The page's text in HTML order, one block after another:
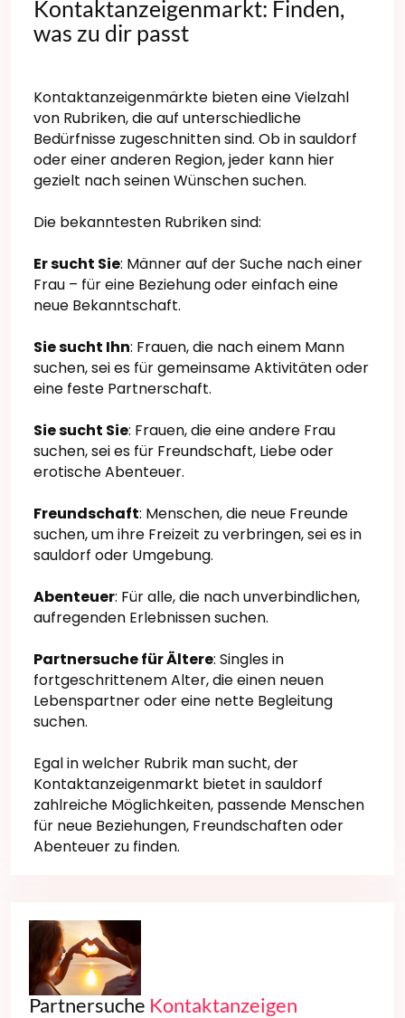
Kontaktanzeigenmarkt: Finden,
was zu dir passt
Kontaktanzeigenmärkte bieten eine Vielzahl
von Rubriken, die auf unterschiedliche
Bedürfnisse zugeschnitten sind. Ob in sauldorf
oder einer anderen Region, jeder kann hier
gezielt nach seinen Wünschen suchen.
Die bekanntesten Rubriken sind:
Er sucht Sie: Männer auf der Suche nach einer
Frau – für eine Beziehung oder einfach eine
neue Bekanntschaft.
Sie sucht Ihn: Frauen, die nach einem Mann
suchen, sei es für gemeinsame Aktivitäten oder
eine feste Partnerschaft.
Sie sucht Sie: Frauen, die eine andere Frau
suchen, sei es für Freundschaft, Liebe oder
erotische Abenteuer.
Freundschaft: Menschen, die neue Freunde
suchen, um ihre Freizeit zu verbringen, sei es in
sauldorf oder Umgebung.
Abenteuer: Für alle, die nach unverbindlichen,
aufregenden Erlebnissen suchen.
Partnersuche für Ältere: Singles in
fortgeschrittenem Alter, die einen neuen
Lebenspartner oder eine nette Begleitung
suchen.
Egal in welcher Rubrik man sucht, der
Kontaktanzeigenmarkt bietet in sauldorf
zahlreiche Möglichkeiten, passende Menschen
für neue Beziehungen, Freundschaften oder
Abenteuer zu finden.
Partnersuche Kontaktanzeigen